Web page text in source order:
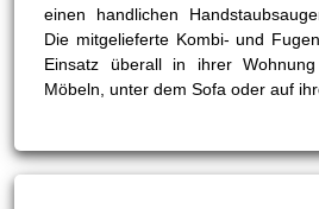
einen handlichen
Die mitgelieferte Kombi- und
Einsatz überall in ihrer
Möbeln, unter dem Sofa oder auf